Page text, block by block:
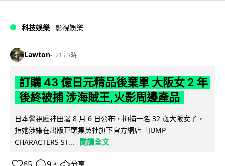
科技娛樂 影視娛樂
Lawton 21 小時
訂購 43 億日元精品後棄單 大阪女 2 年
後終被捕 涉海賊王,火影周邊產品
日本警視廳神田署 8 月 6 日公布，拘捕一名 32 歲大阪女子，
指她涉嫌在出版巨頭集英社旗下官方網店「JUMP
CHARACTERS ST...
閱讀全文
↗